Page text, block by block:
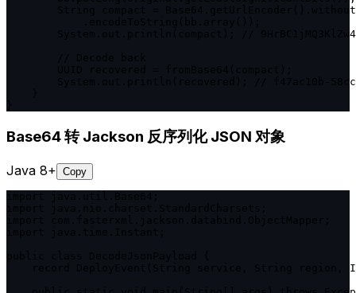
String compact =
System.out.println(compact); //
System.out.println(recovered); // f47ac10b-
Base64 转 Jackson 反序列化 JSON 对象
Java 8+ Copy
record DeployEvent(String service, String region,